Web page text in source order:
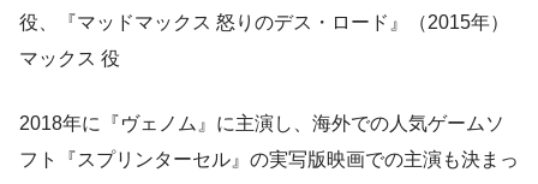
役、『マッドマックス 怒りのデス・ロード』（2015年）
マックス 役
2018年に『ヴェノム』に主演し、海外での人気ゲームソ
フト『スプリンターセル』の実写版映画での主演も決まっ